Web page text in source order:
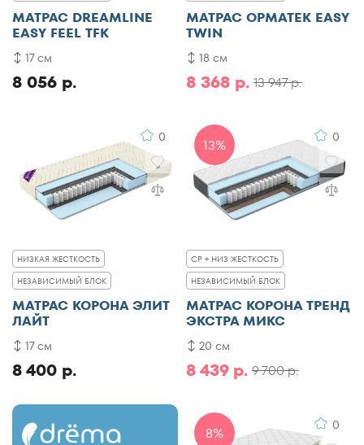
МАТРАС DREAMLINE
EASY FEEL TFK
8 056 р.
17 см
МАТРАС ОРМАТЕК EASY
TWIN
13 947 р.
8 368 р.
18 см
0
НИЗКАЯ ЖЕСТКОСТЬ
НЕЗАВИСИМЫЙ БЛОК
МАТРАС КОРОНА ЭЛИТ
ЛАЙТ
8 400 р.
17 см
13% 0
СР + НИЗ ЖЕСТКОСТЬ
НЕЗАВИСИМЫЙ БЛОК
МАТРАС КОРОНА ТРЕНД
ЭКСТРА МИКС
9 700 р.
8 439 р.
20 см
8% 0